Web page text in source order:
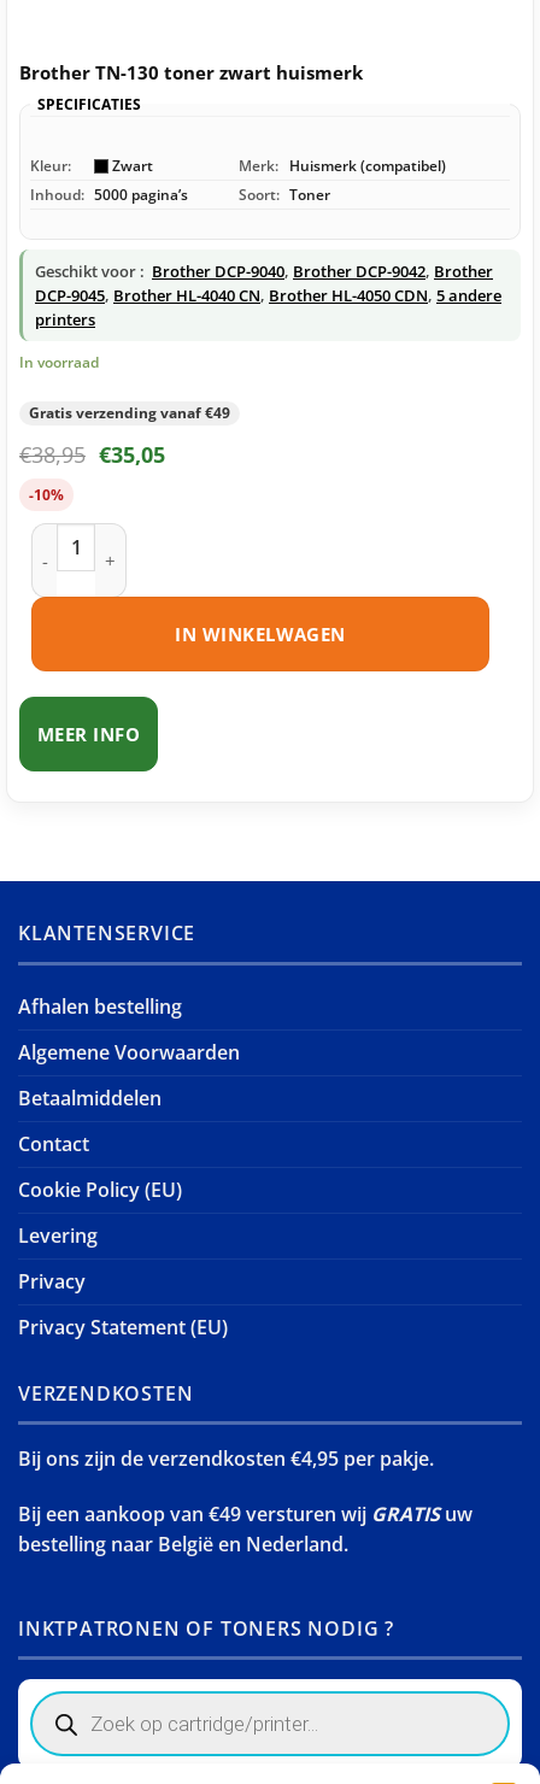
Brother TN-130 toner zwart huismerk
SPECIFICATIES
Kleur: Zwart Merk: Huismerk (compatibel)
Inhoud: 5000 pagina’s Soort: Toner
Geschikt voor : Brother DCP-9040, Brother DCP-9042, Brother
DCP-9045, Brother HL-4040 CN, Brother HL-4050 CDN, 5 andere
printers
In voorraad
Gratis verzending vanaf €49
€38,95 €35,05
-10%
Brother TN-130 toner zwart huismerk aantal
IN WINKELWAGEN
MEER INFO
KLANTENSERVICE
Afhalen bestelling
Algemene Voorwaarden
Betaalmiddelen
Contact
Cookie Policy (EU)
Levering
Privacy
Privacy Statement (EU)
VERZENDKOSTEN
Bij ons zijn de verzendkosten €4,95 per pakje.
Bij een aankoop van €49 versturen wij GRATISuw
bestelling naar België en Nederland.
INKTPATRONEN OF TONERS NODIG ?
Products
search